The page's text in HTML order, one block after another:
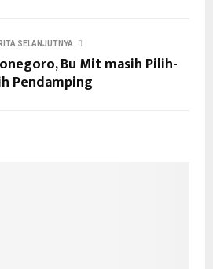
SELANJUTNYA
Bu Mit masih Pilih-
Pendamping